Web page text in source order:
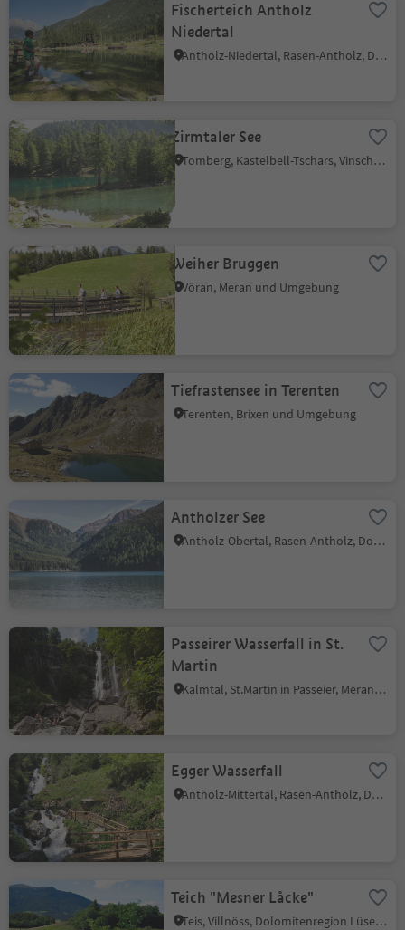
Fischerteich Antholz
Niedertal
Antholz-Niedertal, Rasen-Antholz, Dolomitenregion Kronplatz
Zirmtaler See
Tomberg, Kastelbell-Tschars, Vinschgau
Weiher Bruggen
Vöran, Meran und Umgebung
Tiefrastensee in Terenten
Terenten, Brixen und Umgebung
Antholzer See
Antholz-Obertal, Rasen-Antholz, Dolomitenregion Kronplatz
Passeirer Wasserfall in St.
Martin
Kalmtal, St.Martin in Passeier, Meran und Umgebung
Egger Wasserfall
Antholz-Mittertal, Rasen-Antholz, Dolomitenregion Kronplatz
Teich "Mesner Låcke"
Teis, Villnöss, Dolomitenregion Lüsen Villnöss